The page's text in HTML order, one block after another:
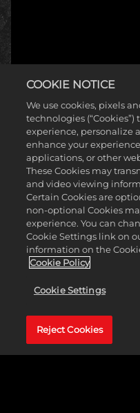
COOKIE NOTICE
We use cookies, pixels
technologies
experience, personalize
enhance your
applications, or other
These Cookies may
and video viewing
Certain Cookies are
non-optional Cookies
experience. You can
Cookie Settings link on
information on the
Cookie Policy
Cookie Settings
Reject Cookies